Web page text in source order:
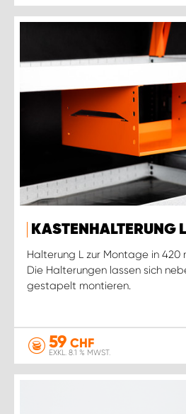
KASTENHALTERUNG L
Halterung L zur Montage in 420
Die Halterungen lassen sich
gestapelt montieren.
59 CHF
EXKL. 8.1 % MWST.